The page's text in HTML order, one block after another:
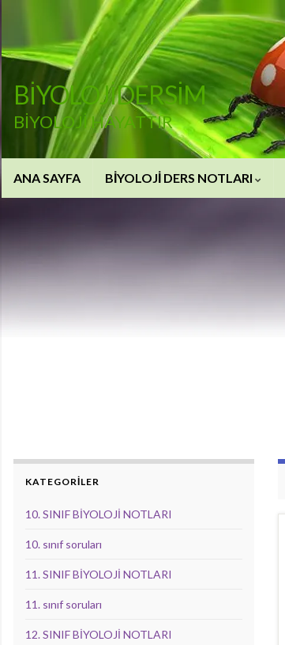
BİYOLOJİDERSİM
BİYOLOJİ HAYATTIR
ANA SAYFA BİYOLOJİ DERS NOTLARI
KATEGORİLER
10. SINIF BİYOLOJİ NOTLARI
10. sınıf soruları
11. SINIF BİYOLOJİ NOTLARI
11. sınıf soruları
12. SINIF BİYOLOJİ NOTLARI